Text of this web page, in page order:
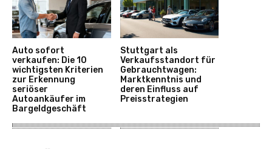
Auto sofort
verkaufen: Die 10
wichtigsten Kriterien
zur Erkennung
seriöser
Autoankäufer im
Bargeldgeschäft
Stuttgart als
Verkaufsstandort für
Gebrauchtwagen:
Marktkenntnis und
deren Einfluss auf
Preisstrategien